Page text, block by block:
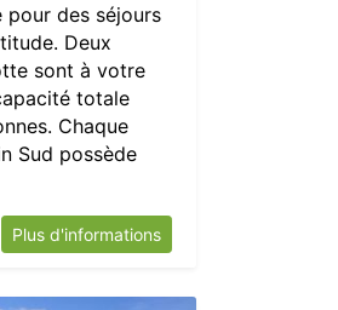
pour des séjours
Deux
sont à votre
totale
Chaque
Sud possède
Plus d'informations